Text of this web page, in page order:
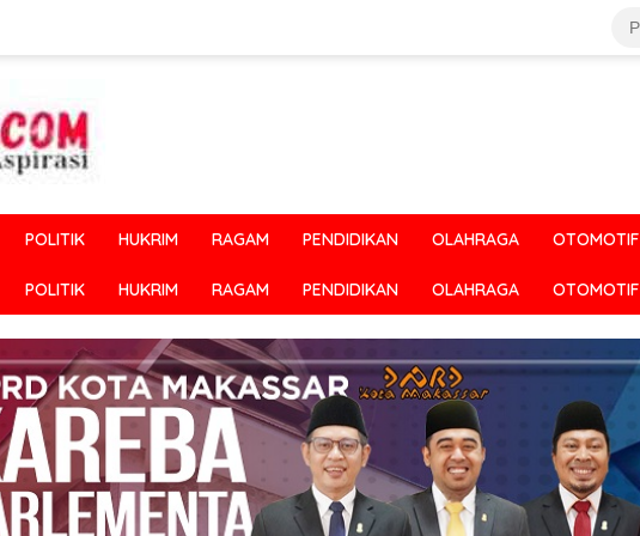
POLITIK HUKRIM RAGAM PENDIDIKAN OLAHRAGA OTOMOTIF
POLITIK HUKRIM RAGAM PENDIDIKAN OLAHRAGA OTOMOTIF